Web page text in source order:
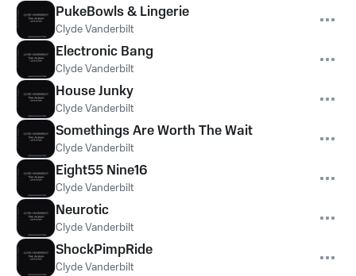
PukeBowls & Lingerie
Clyde Vanderbilt
Electronic Bang
Clyde Vanderbilt
House Junky
Clyde Vanderbilt
Somethings Are Worth The Wait
Clyde Vanderbilt
Eight55 Nine16
Clyde Vanderbilt
Neurotic
Clyde Vanderbilt
ShockPimpRide
Clyde Vanderbilt